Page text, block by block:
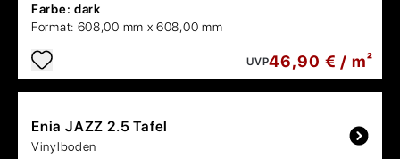
Farbe: dark
Format: 608,00 mm x 608,00 mm
UVP46,90 € / m²
Enia JAZZ 2.5 Tafel
Vinylboden